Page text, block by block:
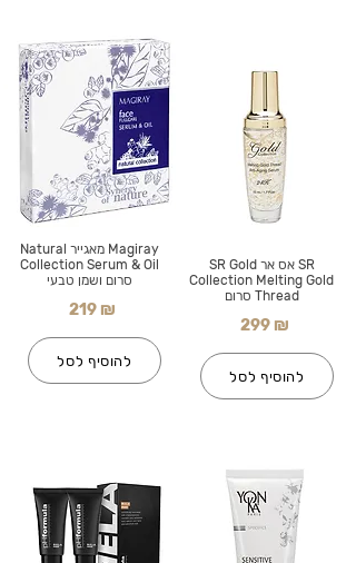
Magiray מאגייר Natural
Collection Serum & Oil
סרום ושמן טבעי
219 ₪
להוסיף לסל
SR אס אר SR Gold
Collection Melting Gold
Thread סרום
299 ₪
להוסיף לסל